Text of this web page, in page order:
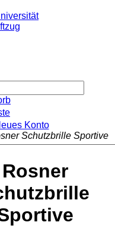
Konto
Schutzbrille Sportive
Rosner